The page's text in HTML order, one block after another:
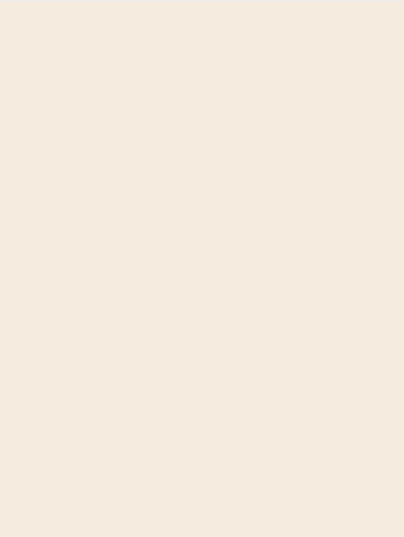
kanske?